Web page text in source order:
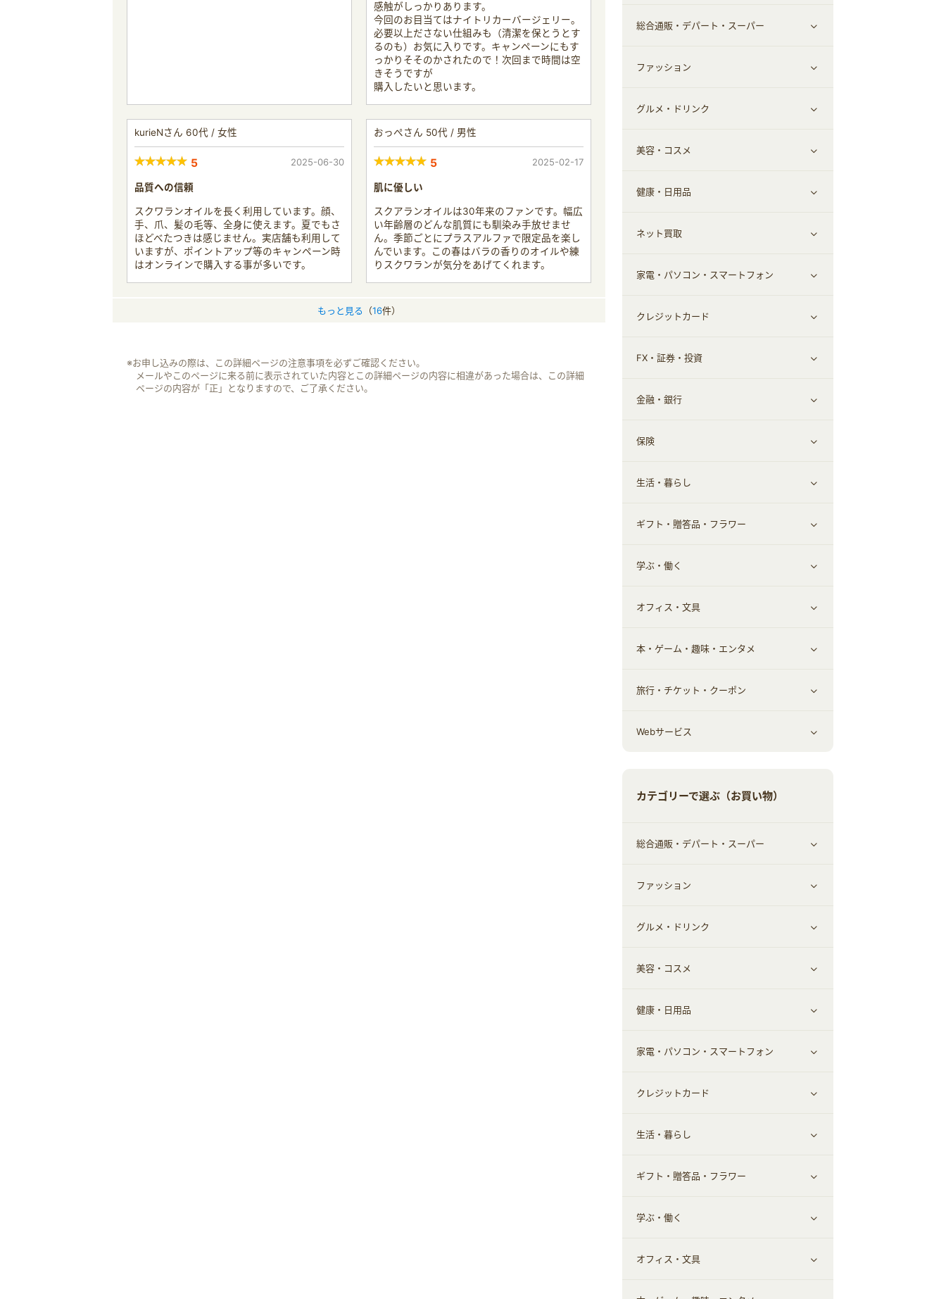
感触がしっかりあります。
今回のお目当てはナイトリカーバージェリー。
必要以上ださない仕組みも（清潔を保とうとす
るのも）お気に入りです。キャンペーンにもす
っかりそそのかされたので！次回まで時間は空
きそうですが
購入したいと思います。
kurieNさん 60代 / 女性
5 2025-06-30
品質への信頼
スクワランオイルを長く利用しています。顔、
手、爪、髪の毛等、全身に使えます。夏でもさ
ほどべたつきは感じません。実店舗も利用して
いますが、ポイントアップ等のキャンペーン時
はオンラインで購入する事が多いです。
おっぺさん 50代 / 男性
5 2025-02-17
肌に優しい
スクアランオイルは30年来のファンです。幅広
い年齢層のどんな肌質にも馴染み手放せませ
ん。季節ごとにプラスアルファで限定品を楽し
んでいます。この春はバラの香りのオイルや練
りスクワランが気分をあげてくれます。
もっと見る （16件）
※お申し込みの際は、この詳細ページの注意事項を必ずご確認ください。
メールやこのページに来る前に表示されていた内容とこの詳細ページの内容に相違があった場合は、この詳細
ページの内容が「正」となりますので、ご了承ください。
総合通販・デパート・スーパー
すべて見る
総合通販
ファッション
すべて見る
ファッション
インナー・下着
スーツ・フォーマル
グルメ・ドリンク
すべて見る
グルメ
お酒
食材宅配
ウォーターサーバー
美容・コスメ
すべて見る
ヘアケア
エステ・サロン
メンズ美容
健康・日用品
すべて見る
スポーツ・フィットネス
日用品・薬局・からだ
ネット買取
すべて見る
ネット買取
家電・パソコン・スマートフォン
すべて見る
家電・パソコン・ソフトウェア
通信・レンタルサーバー
スマホ・携帯電話・SIM
定額制有料コンテンツ
クレジットカード
すべて見る
クレジットカード
FX・証券・投資
すべて見る
証券
仮想通貨
その他投資
金融・銀行
銀行・ネット銀行
キャッシング・ローン
その他金融
保険
すべて見る
保険相談・面談
生活・暮らし
すべて見る
住まい・暮らし
不動産
引越し
エコ・エネルギー
車情報・カーシェア・レンタル
ギフト・贈答品・フラワー
すべて見る
ギフト・贈答品
学ぶ・働く
すべて見る
習い事・学習・学校
仕事・転職
オフィス・文具
すべて見る
オフィス・文具
本・ゲーム・趣味・エンタメ
すべて見る
ゲーム・趣味
旅行・チケット・クーポン
すべて見る
Webサービス
カテゴリーで選ぶ（お買い物）
総合通販・デパート・スーパー
すべて見る
総合通販
デパート・スーパー
ファッション
すべて見る
ファッション
インナー・下着
靴・フットウェア
小物・かばん
スーツ・フォーマル
グルメ・ドリンク
すべて見る
グルメ
ドリンク
お酒
食材宅配
美容・コスメ
すべて見る
スキンケア
メイクアップ
ヘアケア
メンズ美容
美容・ダイエット用品
脱毛用品
健康・日用品
すべて見る
健康食品｜青汁・飲料
健康食品｜乳酸菌・ケフィア
健康食品｜その他
スポーツ・フィットネス
日用品・薬局・からだ
家電・パソコン・スマートフォン
すべて見る
家電・パソコン・ソフトウェア
スマホ・携帯電話・SIM
クレジットカード
すべて見る
クレジットカード
生活・暮らし
すべて見る
車情報・カーシェア・レンタル
お役立ち
ギフト・贈答品・フラワー
すべて見る
ギフト・贈答品
学ぶ・働く
すべて見る
オフィス・文具